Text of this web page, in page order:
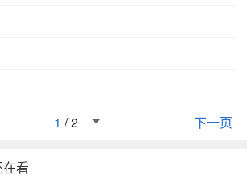
啮吻覆盖哥哥留下的痕迹。长公主以为
女人都会犯的错,可没想到哥哥和弟弟
狈脆弱。长公主却只是笑笑：玩玩而
又陌生的前夫微笑着一步步朝她走来,那
下一页
1 /2
看